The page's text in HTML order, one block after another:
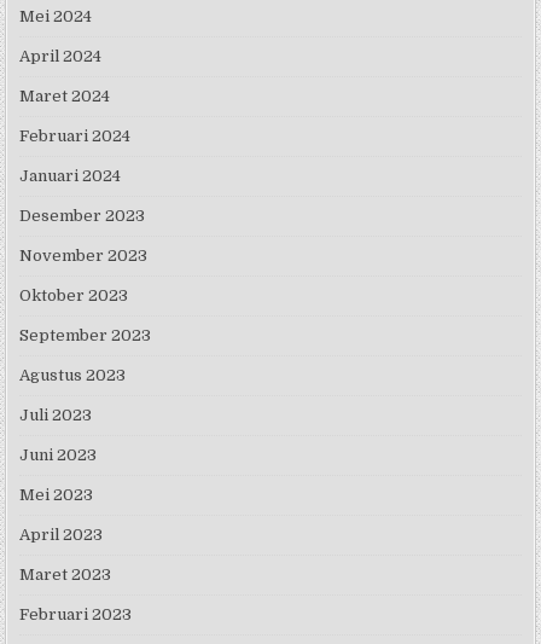
Mei 2024
April 2024
Maret 2024
Februari 2024
Januari 2024
Desember 2023
November 2023
Oktober 2023
September 2023
Agustus 2023
Juli 2023
Juni 2023
Mei 2023
April 2023
Maret 2023
Februari 2023